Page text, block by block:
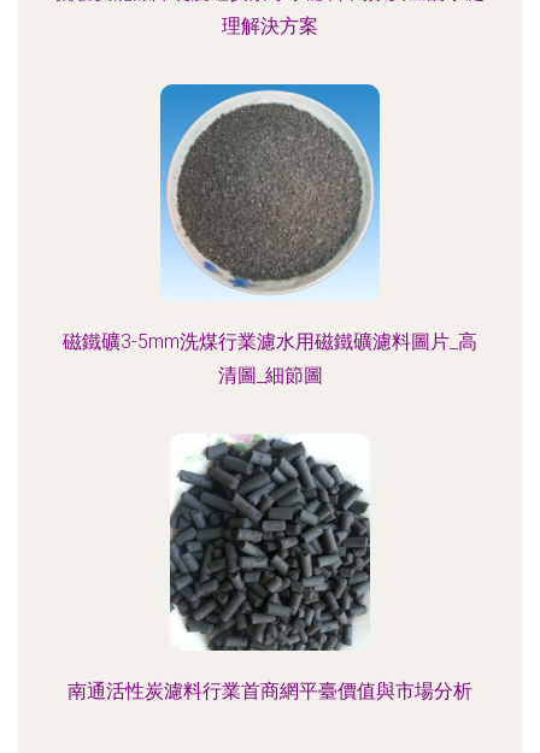
理解決方案
磁鐵礦3-5mm洗煤行業濾水用磁鐵礦濾料圖片_高
清圖_細節圖
南通活性炭濾料行業首商網平臺價值與市場分析